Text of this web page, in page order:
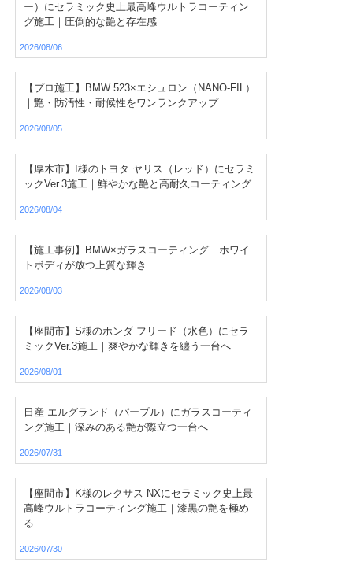
ー）にセラミック史上最高峰ウルトラコーティン
グ施工｜圧倒的な艶と存在感
2026/08/06
【プロ施工】BMW 523×エシュロン（NANO-FIL）
｜艶・防汚性・耐候性をワンランクアップ
2026/08/05
【厚木市】I様のトヨタ ヤリス（レッド）にセラミ
ックVer.3施工｜鮮やかな艶と高耐久コーティング
2026/08/04
【施工事例】BMW×ガラスコーティング｜ホワイ
トボディが放つ上質な輝き
2026/08/03
【座間市】S様のホンダ フリード（水色）にセラ
ミックVer.3施工｜爽やかな輝きを纏う一台へ
2026/08/01
日産 エルグランド（パープル）にガラスコーティ
ング施工｜深みのある艶が際立つ一台へ
2026/07/31
【座間市】K様のレクサス NXにセラミック史上最
高峰ウルトラコーティング施工｜漆黒の艶を極め
る
2026/07/30